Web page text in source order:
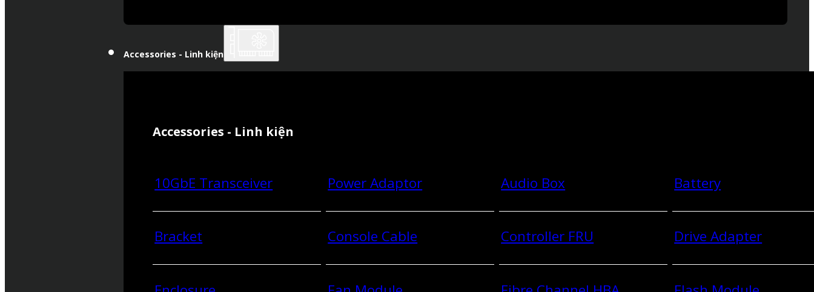
Accessories - Linh kiện
Accessories - Linh kiện
10GbE Transceiver Power Adaptor Audio Box Battery
Bracket Console Cable Controller FRU Drive Adapter